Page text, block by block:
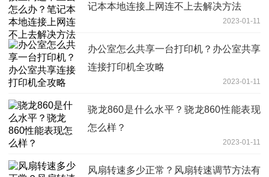
记本本地连接上网连不上去解决方法
2023-01-11
办公室怎么共享一台打印机？办公室共享
连接打印机全攻略
2023-01-11
骁龙860是什么水平？骁龙860性能表现
怎么样？
2023-01-11
风扇转速多少正常？风扇转速调节方法有